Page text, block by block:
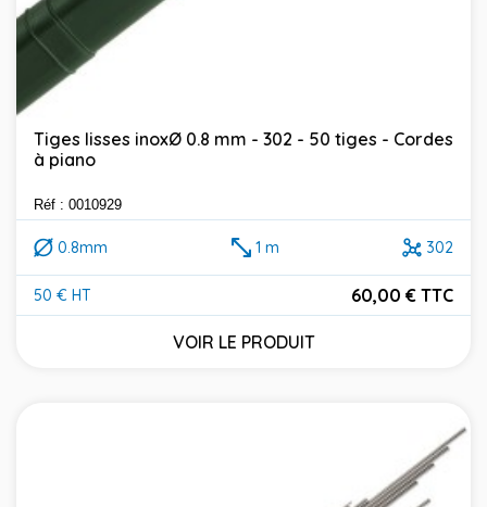
Tiges lisses inoxØ 0.8 mm - 302 - 50 tiges - Cordes
à piano
Réf : 0010929
0.8mm 1 m 302
50 € HT
Prix
60,00 € TTC
VOIR LE PRODUIT